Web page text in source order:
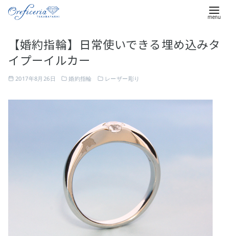
【婚約指輪】日常使いできる埋め込みタ
イプーイルカー
2017年8月26日 婚約指輪 レーザー彫り